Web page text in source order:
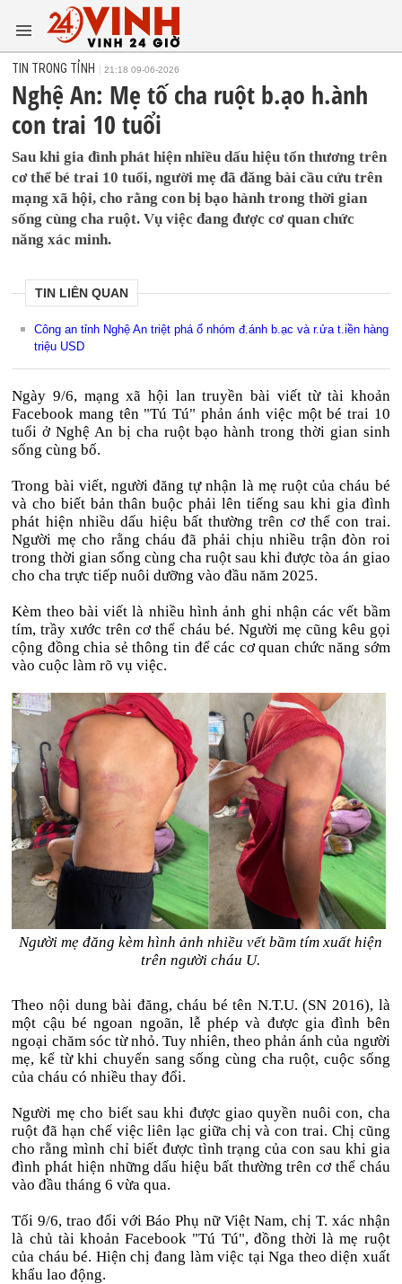
TIN TRONG TỈNH 21:18 09-06-2026
Nghệ An: Mẹ tố cha ruột b.ạo h.ành
con trai 10 tuổi
Sau khi gia đình phát hiện nhiều dấu hiệu tổn thương trên
cơ thể bé trai 10 tuổi, người mẹ đã đăng bài cầu cứu trên
mạng xã hội, cho rằng con bị bạo hành trong thời gian
sống cùng cha ruột. Vụ việc đang được cơ quan chức
năng xác minh.
TIN LIÊN QUAN
Công an tỉnh Nghệ An triệt phá ổ nhóm đ.ánh b.ạc và r.ửa t.iền hàng
triệu USD
Ngày 9/6, mạng xã hội lan truyền bài viết từ tài khoản
Facebook mang tên "Tú Tú" phản ánh việc một bé trai 10
tuổi ở Nghệ An bị cha ruột bạo hành trong thời gian sinh
sống cùng bố.
Trong bài viết, người đăng tự nhận là mẹ ruột của cháu bé
và cho biết bản thân buộc phải lên tiếng sau khi gia đình
phát hiện nhiều dấu hiệu bất thường trên cơ thể con trai.
Người mẹ cho rằng cháu đã phải chịu nhiều trận đòn roi
trong thời gian sống cùng cha ruột sau khi được tòa án giao
cho cha trực tiếp nuôi dưỡng vào đầu năm 2025.
Kèm theo bài viết là nhiều hình ảnh ghi nhận các vết bầm
tím, trầy xước trên cơ thể cháu bé. Người mẹ cũng kêu gọi
cộng đồng chia sẻ thông tin để các cơ quan chức năng sớm
vào cuộc làm rõ vụ việc.
Người mẹ đăng kèm hình ảnh nhiều vết bầm tím xuất hiện
trên người cháu U.
Theo nội dung bài đăng, cháu bé tên N.T.U. (SN 2016), là
một cậu bé ngoan ngoãn, lễ phép và được gia đình bên
ngoại chăm sóc từ nhỏ. Tuy nhiên, theo phản ánh của người
mẹ, kể từ khi chuyển sang sống cùng cha ruột, cuộc sống
của cháu có nhiều thay đổi.
Người mẹ cho biết sau khi được giao quyền nuôi con, cha
ruột đã hạn chế việc liên lạc giữa chị và con trai. Chị cũng
cho rằng mình chỉ biết được tình trạng của con sau khi gia
đình phát hiện những dấu hiệu bất thường trên cơ thể cháu
vào đầu tháng 6 vừa qua.
Tối 9/6, trao đổi với Báo Phụ nữ Việt Nam, chị T. xác nhận
là chủ tài khoản Facebook "Tú Tú", đồng thời là mẹ ruột
của cháu bé. Hiện chị đang làm việc tại Nga theo diện xuất
khẩu lao động.